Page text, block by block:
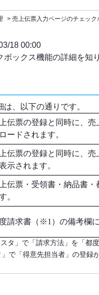
> 売上伝票入力ページのチェッ
18 00:00
ボックス機能の詳細を知
、以下の通りです。
伝票の登録と同時に、
ードされます。
伝票の登録と同時に、
示されます。
伝票・受領書・納品書
。
請求書（※1）の備考欄
タ」で「請求方法」を「都
で「得意先担当者」の登録